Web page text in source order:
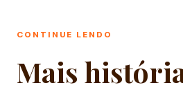
CONTINUE LENDO
Mais